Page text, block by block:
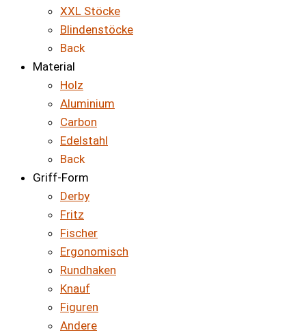
XXL Stöcke
Blindenstöcke
Back
Material
Holz
Aluminium
Carbon
Edelstahl
Back
Griff-Form
Derby
Fritz
Fischer
Ergonomisch
Rundhaken
Knauf
Figuren
Andere